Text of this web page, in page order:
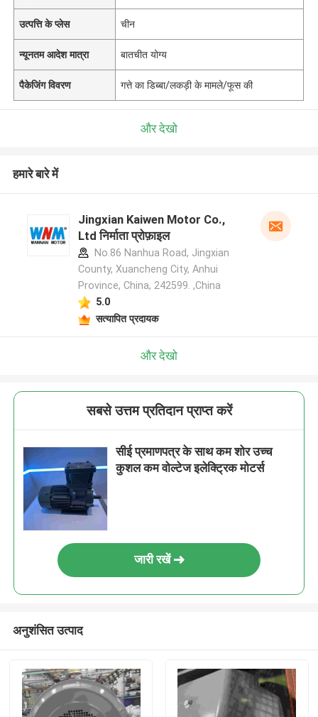
उत्पत्ति के प्लेस चीन
न्यूनतम आदेश मात्रा बातचीत योग्य
पैकेजिंग विवरण गत्ते का डिब्बा/लकड़ी के मामले/फूस की
और देखो
हमारे बारे में
Jingxian Kaiwen Motor Co.,
Ltd निर्माता प्रोफ़ाइल
No.86 Nanhua Road, Jingxian
County, Xuancheng City, Anhui
Province, China, 242599. ,China
5.0
सत्यापित प्रदायक
और देखो
सबसे उत्तम प्रतिदान प्राप्त करें
सीई प्रमाणपत्र के साथ कम शोर उच्च
कुशल कम वोल्टेज इलेक्ट्रिक मोटर्स
जारी रखें
अनुशंसित उत्पाद